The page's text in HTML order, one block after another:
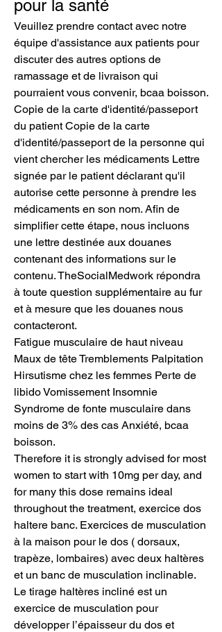
pour la santé
Veuillez prendre contact avec notre
équipe d'assistance aux patients pour
discuter des autres options de
ramassage et de livraison qui
pourraient vous convenir, bcaa boisson.
Copie de la carte d'identité/passeport
du patient Copie de la carte
d'identité/passeport de la personne qui
vient chercher les médicaments Lettre
signée par le patient déclarant qu'il
autorise cette personne à prendre les
médicaments en son nom. Afin de
simplifier cette étape, nous incluons
une lettre destinée aux douanes
contenant des informations sur le
contenu. TheSocialMedwork répondra
à toute question supplémentaire au fur
et à mesure que les douanes nous
contacteront.
Fatigue musculaire de haut niveau
Maux de tête Tremblements Palpitation
Hirsutisme chez les femmes Perte de
libido Vomissement Insomnie
Syndrome de fonte musculaire dans
moins de 3% des cas Anxiété, bcaa
boisson.
Therefore it is strongly advised for most
women to start with 10mg per day, and
for many this dose remains ideal
throughout the treatment, exercice dos
haltere banc. Exercices de musculation
à la maison pour le dos ( dorsaux,
trapèze, lombaires) avec deux haltères
et un banc de musculation inclinable.
Le tirage haltères incliné est un
exercice de musculation pour
développer l’épaisseur du dos et